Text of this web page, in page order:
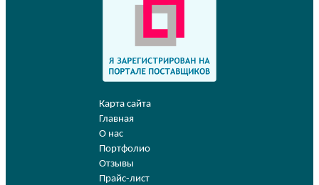
Карта сайта
Главная
О нас
Портфолио
Отзывы
Прайс-лист